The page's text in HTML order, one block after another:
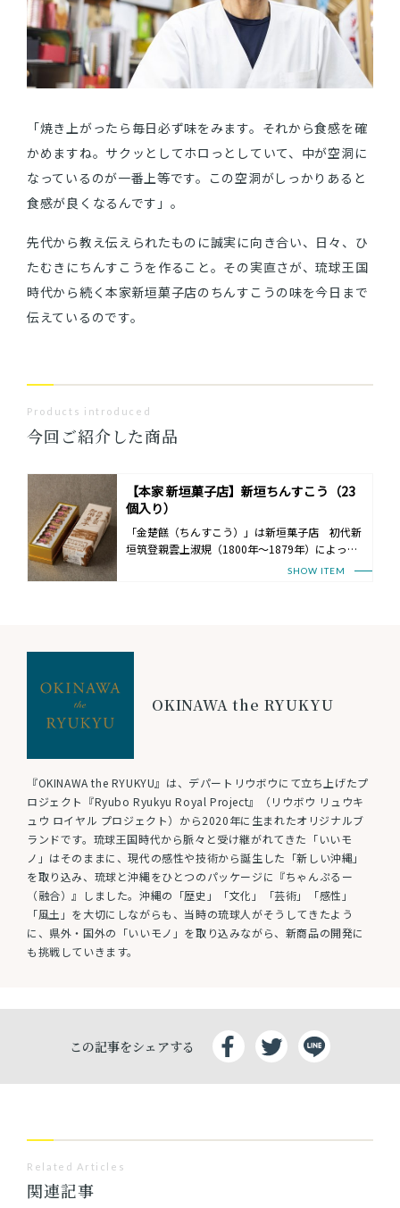
「焼き上がったら毎日必ず味をみます。それから食感を確
かめますね。サクッとしてホロっとしていて、中が空洞に
なっているのが一番上等です。この空洞がしっかりあると
食感が良くなるんです」。
先代から教え伝えられたものに誠実に向き合い、日々、ひ
たむきにちんすこうを作ること。その実直さが、琉球王国
時代から続く本家新垣菓子店のちんすこうの味を今日まで
伝えているのです。
今回ご紹介した商品
Products introduced
【本家 新垣菓子店】新垣ちんすこう（23
個入り）
「金楚餻（ちんすこう）」は新垣菓子店 初代新
垣筑登親雲上淑規（1800年～1879年）によっ…
SHOW ITEM
OKINAWA the RYUKYU
『OKINAWA the RYUKYU』は、デパートリウボウにて立ち上げたプ
ロジェクト『Ryubo Ryukyu Royal Project』（リウボウ リュウキ
ュウ ロイヤル プロジェクト）から2020年に生まれたオリジナルブ
ランドです。琉球王国時代から脈々と受け継がれてきた「いいモ
ノ」はそのままに、現代の感性や技術から誕生した「新しい沖縄」
を取り込み、琉球と沖縄をひとつのパッケージに『ちゃんぷるー
（融合）』しました。沖縄の「歴史」「文化」「芸術」「感性」
「風土」を大切にしながらも、当時の琉球人がそうしてきたよう
に、県外・国外の「いいモノ」を取り込みながら、新商品の開発に
も挑戦していきます。
この記事をシェアする
関連記事
Related Articles